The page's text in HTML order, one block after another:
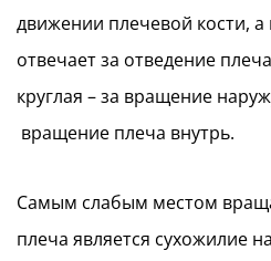
движении плечевой кости,
отвечает за отведение
круглая – за вращение
вращение плеча внутрь.
Самым слабым местом
плеча является сухожилие